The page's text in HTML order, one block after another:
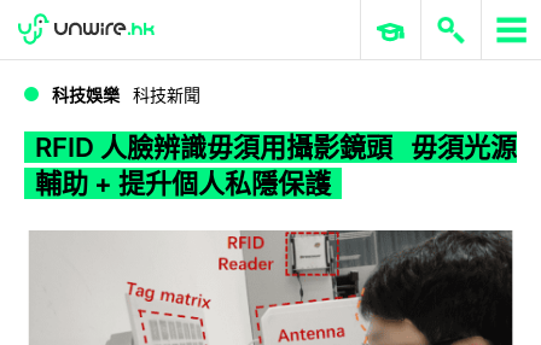
WWDC 2026 ERP 與商業 AI
科技娛樂 科技新聞
RFID 人臉辨識毋須用攝影鏡頭 毋須光源
輔助 + 提升個人私隱保護